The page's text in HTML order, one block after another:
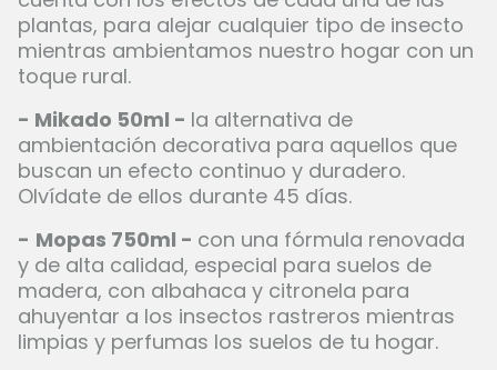
plantas, para alejar cualquier tipo de insecto
mientras ambientamos nuestro hogar con un
toque rural.
- Mikado 50ml - la alternativa de
ambientación decorativa para aquellos que
buscan un efecto continuo y duradero.
Olvídate de ellos durante 45 días.
- Mopas 750ml - con una fórmula renovada
y de alta calidad, especial para suelos de
madera, con albahaca y citronela para
ahuyentar a los insectos rastreros mientras
limpias y perfumas los suelos de tu hogar.